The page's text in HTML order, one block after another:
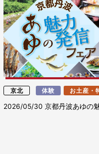
京北 体験 お土産・
2026/05/30京都丹波あゆの